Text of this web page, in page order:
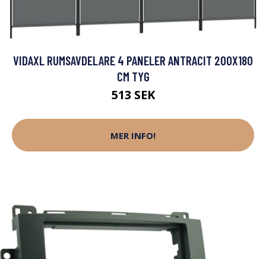
VIDAXL RUMSAVDELARE 4 PANELER ANTRACIT 200X180
CM TYG
513 SEK
MER INFO!